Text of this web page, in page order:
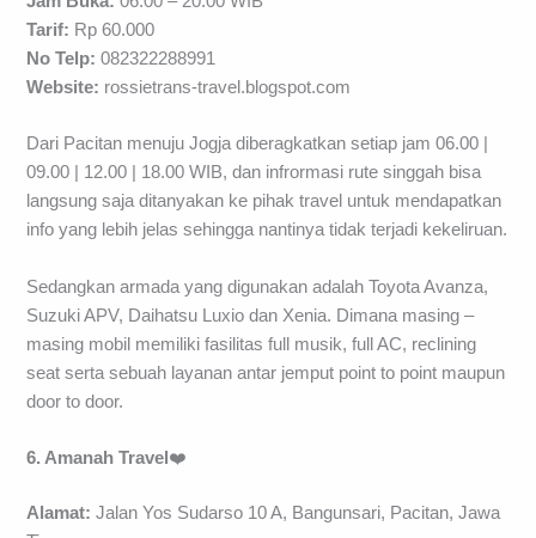
Tarif: Rp 60.000
No Telp: 082322288991
Website: rossietrans-travel.blogspot.com
Dari Pacitan menuju Jogja diberagkatkan setiap jam 06.00 |
09.00 | 12.00 | 18.00 WIB, dan infrormasi rute singgah bisa
langsung saja ditanyakan ke pihak travel untuk mendapatkan
info yang lebih jelas sehingga nantinya tidak terjadi kekeliruan.
Sedangkan armada yang digunakan adalah Toyota Avanza,
Suzuki APV, Daihatsu Luxio dan Xenia. Dimana masing –
masing mobil memiliki fasilitas full musik, full AC, reclining
seat serta sebuah layanan antar jemput point to point maupun
door to door.
6. Amanah Travel ❤️
Alamat:Jalan Yos Sudarso 10 A, Bangunsari, Pacitan, Jawa